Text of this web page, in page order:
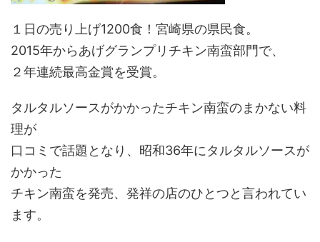
１日の売り上げ1200食！宮崎県の県民食。
2015年からあげグランプリチキン南蛮部門で、
２年連続最高金賞を受賞。
タルタルソースがかかったチキン南蛮のまかない料
理が
口コミで話題となり、昭和36年にタルタルソースが
かかった
チキン南蛮を発売、発祥の店のひとつと言われてい
ます。